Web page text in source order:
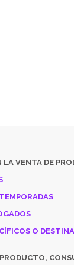
LA VENTA DE
O